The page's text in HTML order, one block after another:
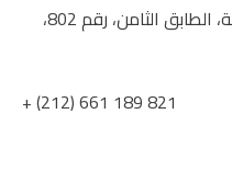
45 شارع الحسن الثاني، بناية الوطنية، الطابق الثامن، رقم 802،
+ (212) 661 189 821